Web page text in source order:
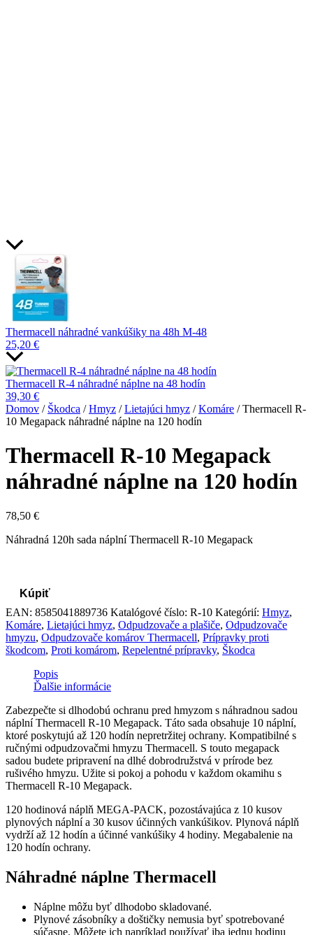
Thermacell náhradné vankúšiky na 48h M-48
25,20 €
Thermacell R-4 náhradné náplne na 48 hodín
39,30 €
Domov / Škodca /Hmyz /Lietajúci hmyz /Komáre / Thermacell R-
10 Megapack náhradné náplne na 120 hodín
Thermacell R-10 Megapack
náhradné náplne na 120 hodín
78,50 €
Náhradná 120h sada náplní Thermacell R-10 Megapack
Kúpiť
EAN: 8585041889736 Katalógové číslo: R-10 Kategórií: Hmyz,
Komáre, Lietajúci hmyz, Odpudzovače a plašiče, Odpudzovače
hmyzu, Odpudzovače komárov Thermacell, Prípravky proti
škodcom, Proti komárom, Repelentné prípravky, Škodca
Popis
Ďalšie informácie
Zabezpečte si dlhodobú ochranu pred hmyzom s náhradnou sadou
náplní Thermacell R-10 Megapack. Táto sada obsahuje 10 náplní,
ktoré poskytujú až 120 hodín nepretržitej ochrany. Kompatibilné s
ručnými odpudzovačmi hmyzu Thermacell. S touto megapack
sadou budete pripravení na dlhé dobrodružstvá v prírode bez
rušivého hmyzu. Užite si pokoj a pohodu v každom okamihu s
Thermacell R-10 Megapack.
120 hodinová náplň MEGA-PACK, pozostávajúca z 10 kusov
plynových náplní a 30 kusov účinných vankúšikov. Plynová náplň
vydrží až 12 hodín a účinné vankúšiky 4 hodiny. Megabalenie na
120 hodín ochrany.
Náhradné náplne Thermacell
Náplne môžu byť dlhodobo skladované.
Plynové zásobníky a doštičky nemusia byť spotrebované
súčasne. Môžete ich napríklad používať iba jednu hodinu